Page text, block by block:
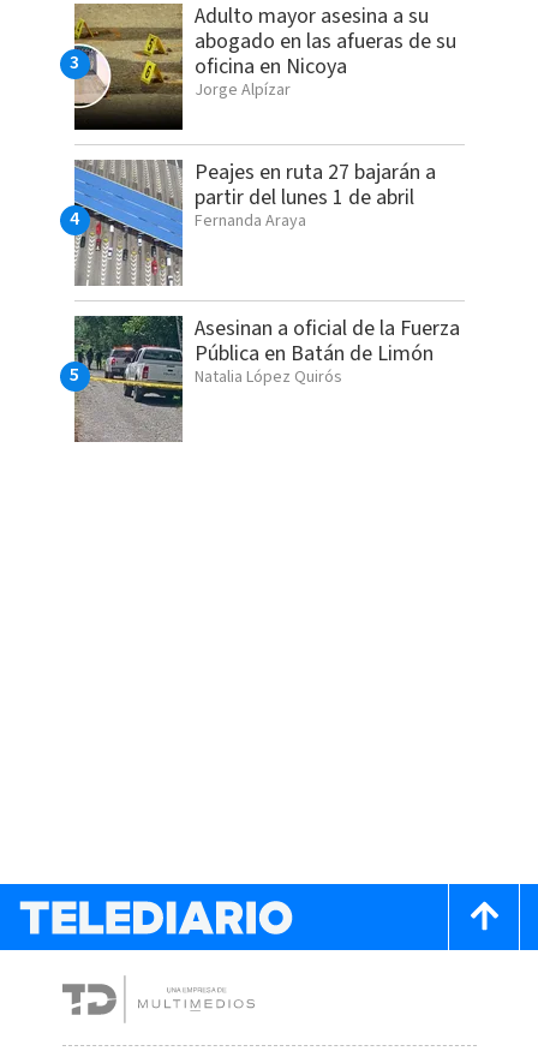
Adulto mayor asesina a su
abogado en las afueras de su
oficina en Nicoya
Jorge Alpízar
Peajes en ruta 27 bajarán a
partir del lunes 1 de abril
Fernanda Araya
Asesinan a oficial de la Fuerza
Pública en Batán de Limón
Natalia López Quirós